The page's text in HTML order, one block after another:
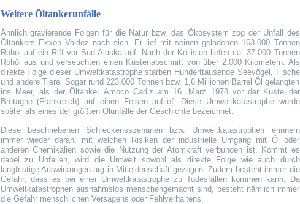
Weitere Öltankerunfälle
Ähnlich gravierende Folgen für die Natur bzw. das Ökosystem zog der Unfall des
Öltankers Exxon Valdez nach sich. Er lief mit seinen geladenen 163.000 Tonnen
Rohöl auf ein Riff vor Süd-Alaska auf. Nach der Kollision liefen ca. 37.000 Tonnen
Rohöl aus und verseuchten einen Küstenabschnitt von über 2.000 Kilometern. Als
direkte Folge dieser Umweltkatastrophe starben Hunderttausende Seevögel, Fische
und andere Tiere. Sogar rund 223.000 Tonnen bzw. 1,6 Millionen Barrel Öl gelangten
ins Meer, als der Öltanker Amoco Cadiz am 16. März 1978 vor der Küste der
Bretagne (Frankreich) auf einen Felsen auflief. Diese Umweltkatastrophe wurde
später als eines der größten Ölunfälle der Geschichte bezeichnet.
Diese beschriebenen Schreckensszenarien bzw. Umweltkatastrophen erinnern
immer wieder daran, mit welchen Risiken der industrielle Umgang mit Öl oder
anderen Chemikalien sowie die Nutzung der Atomkraft verbunden ist. Kommt es
dabei zu Unfällen, wird die Umwelt sowohl als direkte Folge wie auch durch
langfristige Auswirkungen arg in Mitleidenschaft gezogen. Zudem besteht immer die
Gefahr, dass es bei einer Umweltkatastrophe zu Todesfällen kommen kann. Da
Umweltkatastrophen ausnahmslos menschengemacht sind, besteht nämlich immer
die Gefahr menschlichen Versagens oder Fehlverhaltens.